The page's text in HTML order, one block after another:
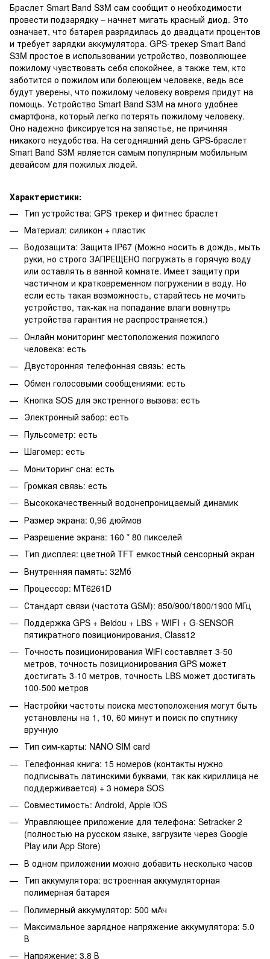
Браслет Smart Band S3M сам сообщит о необходимости
провести подзарядку – начнет мигать красный диод. Это
означает, что батарея разрядилась до двадцати процентов
и требует зарядки аккумулятора. GPS-трекер Smart Band
S3M простое в использовании устройство, позволяющее
пожилому чувствовать себя спокойнее, а также тем, кто
заботится о пожилом или болеющем человеке, ведь все
будут уверены, что пожилому человеку вовремя придут на
помощь. Устройство Smart Band S3M на много удобнее
смартфона, который легко потерять пожилому человеку.
Оно надежно фиксируется на запястье, не причиняя
никакого неудобства. На сегодняшний день GPS-браслет
Smart Band S3M является самым популярным мобильным
девайсом для пожилых людей.
Характеристики:
Тип устройства: GPS трекер и фитнес браслет
Материал: силикон + пластик
Водозащита: Защита IP67 (Можно носить в дождь, мыть
руки, но строго ЗАПРЕЩЕНО погружать в горячую воду
или оставлять в ванной комнате. Имеет защиту при
частичном и кратковременном погружении в воду. Но
если есть такая возможность, старайтесь не мочить
устройство, так-как на попадание влаги вовнутрь
устройства гарантия не распространяется.)
Онлайн мониторинг местоположения пожилого
человека: есть
Двусторонняя телефонная связь: есть
Обмен голосовыми сообщениями: есть
Кнопка SOS для экстренного вызова: есть
Электронный забор: есть
Пульсометр: есть
Шагомер: есть
Мониторинг сна: есть
Громкая связь: есть
Высококачественный водонепроницаемый динамик
Размер экрана: 0,96 дюймов
Разрешение экрана: 160 * 80 пикселей
Тип дисплея: цветной TFT емкостный сенсорный экран
Внутренняя память: 32Mб
Процессор: MT6261D
Стандарт связи (частота GSM): 850/900/1800/1900 МГц
Поддержка GPS + Beidou + LBS + WIFI + G-SENSOR
пятикратного позиционирования, Class12
Точность позиционирования WiFi составляет 3-50
метров, точность позиционирования GPS может
достигать 3-10 метров, точность LBS может достигать
100-500 метров
Настройки частоты поиска местоположения могут быть
установлены на 1, 10, 60 минут и поиск по спутнику
вручную
Тип сим-карты: NANO SIM card
Телефонная книга: 15 номеров (контакты нужно
подписывать латинскими буквами, так как кириллица не
поддерживается) + 3 номера SOS
Совместимость: Android, Apple iOS
Управляющее приложение для телефона: Setracker 2
(полностью на русском языке, загрузите через Google
Play или App Store)
В одном приложении можно добавить несколько часов
Тип аккумулятора: встроенная аккумуляторная
полимерная батарея
Полимерный аккумулятор: 500 мАч
Максимальное зарядное напряжение аккумулятора: 5.0
В
Напряжение: 3.8 В